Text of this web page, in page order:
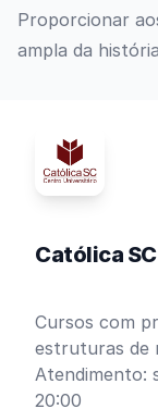
Proporcionar
ampla da
Católica
Cursos com
estruturas de
Atendimento:
20:00